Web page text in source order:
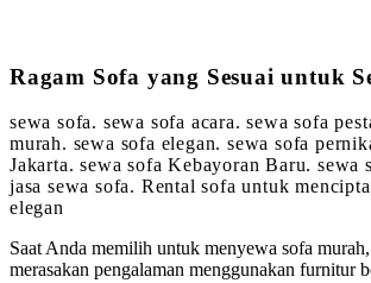
Ragam Sofa yang Sesuai untuk
sewa sofa. sewa sofa acara. sewa sofa
murah. sewa sofa elegan. sewa sofa
Jakarta. sewa sofa Kebayoran Baru. sewa
jasa sewa sofa. Rental sofa untuk
elegan
Saat Anda memilih untuk menyewa sofa
merasakan pengalaman menggunakan furnitur